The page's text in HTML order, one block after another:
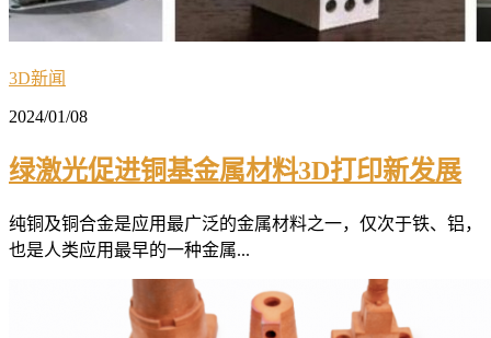
3D新闻
2024/01/08
绿激光促进铜基金属材料3D打印新发展
纯铜及铜合金是应用最广泛的金属材料之一，仅次于铁、铝，
也是人类应用最早的一种金属...